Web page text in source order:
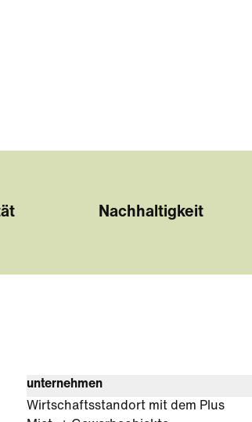
Nachhaltigkeit
unternehmen
Wirtschaftsstandort mit dem Plus